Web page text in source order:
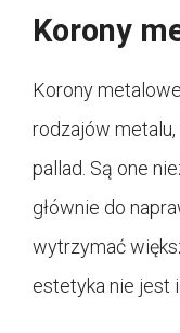
Korony
Korony
rodzajów metalu,
pallad. Są one
głównie do
wytrzymać
estetyka nie jest